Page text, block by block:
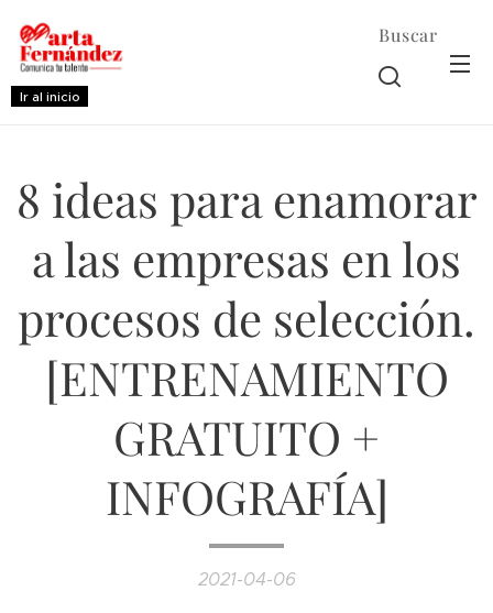
Ir al inicio
Buscar
8 ideas para enamorar
a las empresas en los
procesos de selección.
[ENTRENAMIENTO
GRATUITO +
INFOGRAFÍA]
2021-04-06